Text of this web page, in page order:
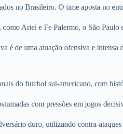
no Brasileiro. O time aposta no
Ariel e Fe Palermo, o São Paulo
é de uma atuação ofensiva e intensa
do futebol sul-americano, com
com pressões em jogos
duro, utilizando contra-